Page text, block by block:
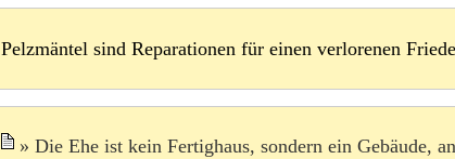
Pelzmäntel sind Reparationen für einen verlorenen
Die Ehe ist kein Fertighaus, sondern ein Gebäude,